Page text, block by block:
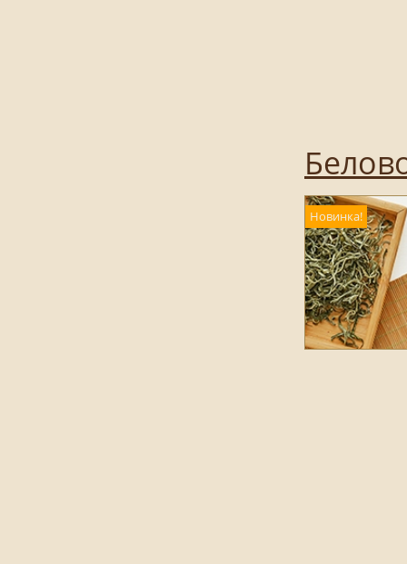
Новинка!